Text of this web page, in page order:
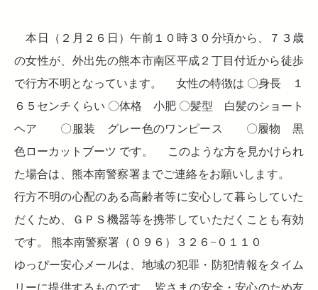
本日（２月２６日）午前１０時３０分頃から、７３歳
の女性が、外出先の熊本市南区平成２丁目付近から徒歩
で行方不明となっています。 女性の特徴は 〇身長 １
６５センチくらい 〇体格 小肥 〇髪型 白髪のショート
ヘア 〇服装 グレー色のワンピース 〇履物 黒
色ローカットブーツ です。 このような方を見かけられ
た場合は、熊本南警察署までご連絡をお願いします。
行方不明の心配のある高齢者等に安心して暮らしていた
だくため、ＧＰＳ機器等を携帯していただくことも有効
です。 熊本南警察署（０９６）３２６−０１１０
ゆっぴー安心メールは、地域の犯罪・防犯情報をタイム
リーに提供するものです。 皆さまの安全・安心のため友